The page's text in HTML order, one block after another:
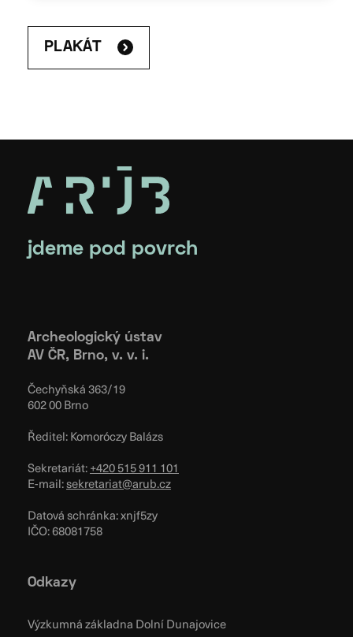
PLAKÁT
jdeme pod povrch
Archeologický ústav
AV ČR, Brno, v. v. i.
Čechyňská 363/19
602 00 Brno
Ředitel: Komoróczy Balázs
Sekretariát:+420 515 911 101
E-mail:sekretariat@arub.cz
Datová schránka: xnjf5zy
IČO: 68081758
Odkazy
Výzkumná základna Dolní Dunajovice